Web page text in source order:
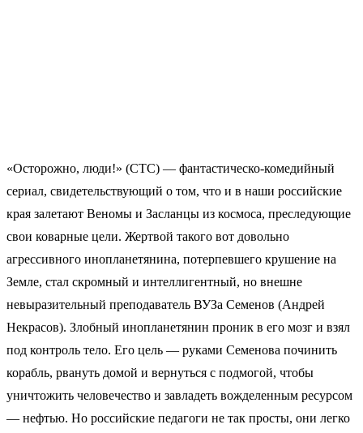
«Осторожно, люди!» (СТС) — фантастическо-комедийный
сериал, свидетельствующий о том, что и в наши российские
края залетают Веномы и Засланцы из космоса, преследующие
свои коварные цели. Жертвой такого вот довольно
агрессивного инопланетянина, потерпевшего крушение на
Земле, стал скромный и интеллигентный, но внешне
невыразительный преподаватель ВУЗа Семенов (Андрей
Некрасов). Злобный инопланетянин проник в его мозг и взял
под контроль тело. Его цель — руками Семенова починить
корабль, рвануть домой и вернуться с подмогой, чтобы
уничтожить человечество и завладеть вожделенным ресурсом
— нефтью. Но российские педагоги не так просты, они легко